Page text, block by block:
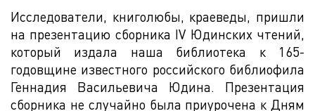
Исследователи, книголюбы, краеведы, пришли
на презентацию сборника IV Юдинских чтений,
который издала наша библиотека к 165-
годовщине известного российского библиофила
Геннадия Васильевича Юдина. Презентация
сборника не случайно была приурочена к Дням